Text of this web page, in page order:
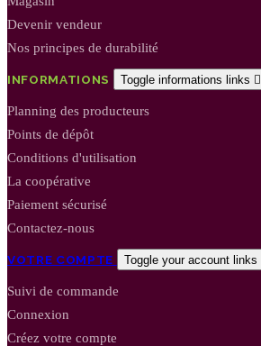
Devenir vendeur
Nos principes de durabilité
INFORMATIONS Toggle informations links 
Planning des producteurs
Points de dépôt
Conditions d'utilisation
La coopérative
Paiement sécurisé
Contactez-nous
VOTRE COMPTE Toggle your account links
Suivi de commande
Connexion
Créez votre compte